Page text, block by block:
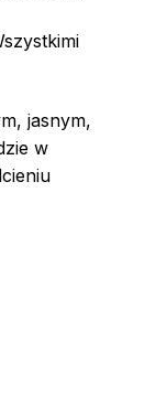
jasnym,
w